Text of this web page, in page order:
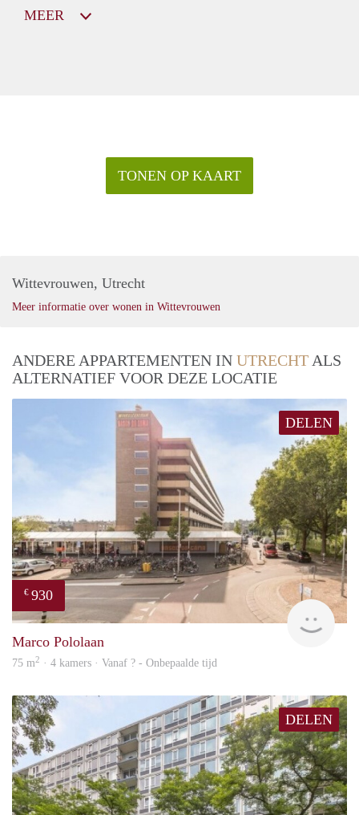
MEER
TONEN OP KAART
Wittevrouwen, Utrecht
Meer informatie over wonen in Wittevrouwen
ANDERE APPARTEMENTEN IN UTRECHT ALS
ALTERNATIEF VOOR DEZE LOCATIE
DELEN
€ 930
Marco Pololaan
75 m2 · 4 kamers · Vanaf ? - Onbepaalde tijd
DELEN